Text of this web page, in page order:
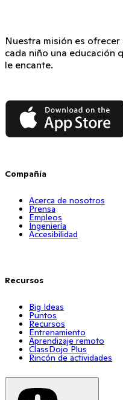
Nuestra misión es ofrecer
cada niño una educación
le encante.
App Store
Compañía
Acerca de nosotros
Prensa
Empleos
Ingeniería
Accesibilidad
Recursos
Big Ideas
Puntos
Recursos
Entrenamiento
Aprendizaje remoto
ClassDojo Plus
Rincón de actividades